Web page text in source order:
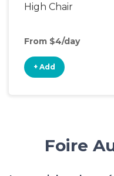
High Chair
From $4/day
+ Add
Foire